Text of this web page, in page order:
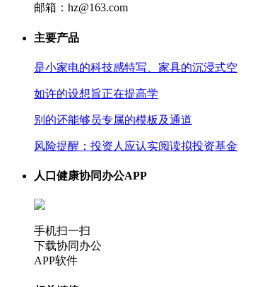
邮箱：hz@163.com
主要产品
是小家电的科技感特写、家具的沉浸式空
如许的设想旨正在提高学
别的还能够员专属的模板及通道
风险提醒：投资人应认实阅读拟投资基金
人口健康协同办公APP
手机扫一扫
下载协同办公
APP软件